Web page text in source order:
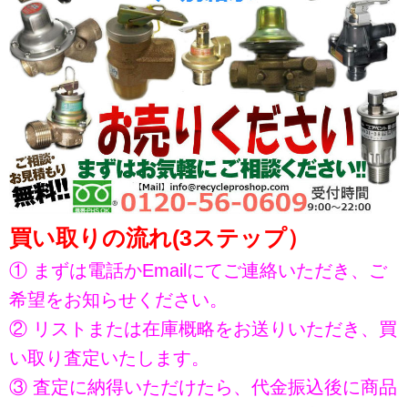
買い取りの流れ(3ステップ）
① まずは電話かEmailにてご連絡いただき、ご
希望をお知らせください。
② リストまたは在庫概略をお送りいただき、買
い取り査定いたします。
③ 査定に納得いただけたら、代金振込後に商品